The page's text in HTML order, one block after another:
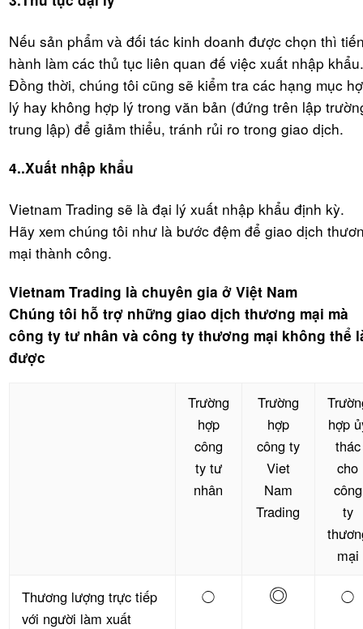
Nếu sản phẩm và đối tác kinh doanh được chọn thì
hành làm các thủ tục liên quan đế việc xuất nhập khẩu.
Đồng thời, chúng tôi cũng sẽ kiểm tra các hạng mục
lý hay không hợp lý trong văn bản (đứng trên lập
trung lập) để giảm thiểu, tránh rủi ro trong giao dịch.
4..Xuất nhập khẩu
Vietnam Trading sẽ là đại lý xuất nhập khẩu định kỳ.
Hãy xem chúng tôi như là bước đệm để giao dịch
mại thành công.
Vietnam Trading là chuyên gia ở Việt Nam
Chúng tôi hỗ trợ những giao dịch thương mại mà
công ty tư nhân và công ty thương mại không thể
được
Trường
hợp
công
ty tư
nhân
Trường
hợp
công ty
Viet
Nam
Trading
hợp
thác
cho
công
ty
mại
Thương lượng trực tiếp
với người làm xuất
◯ ◎ ◯